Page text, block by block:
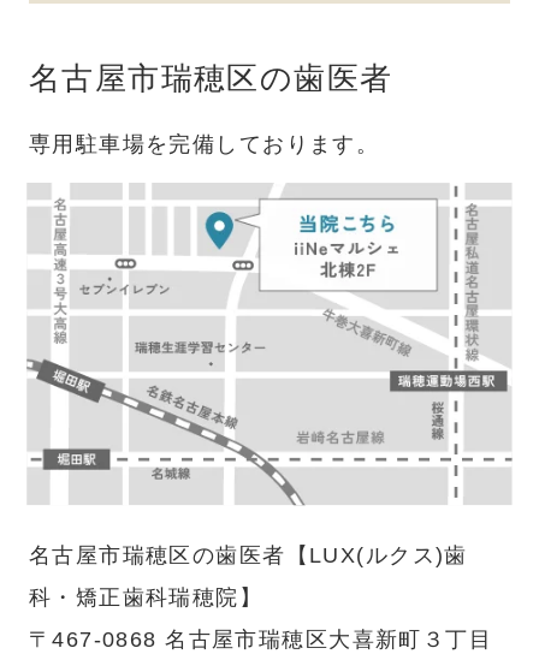
名古屋市瑞穂区の歯医者
専用駐車場を完備しております。
名古屋市瑞穂区の歯医者【LUX(ルクス)歯
科・矯正歯科瑞穂院】
〒467-0868 名古屋市瑞穂区大喜新町３丁目